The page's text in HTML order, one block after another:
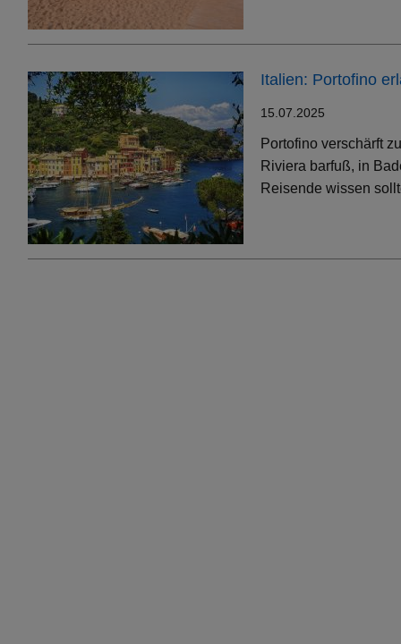
Italien: Portofino
15.07.2025
Portofino verschärft
Riviera barfuß, in
Reisende wissen